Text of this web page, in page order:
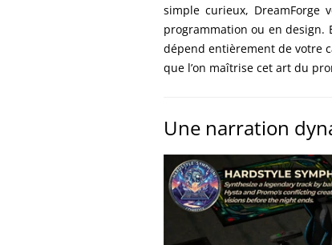
simple curieux, DreamForge
programmation ou en design.
dépend entièrement de votre
que l’on maîtrise cet art du
Une narration